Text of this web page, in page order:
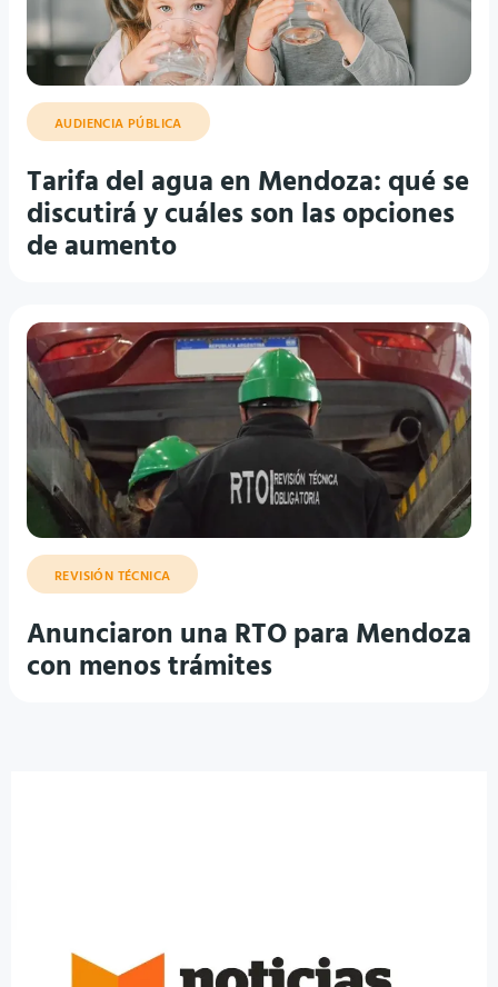
AUDIENCIA PÚBLICA
Tarifa del agua en Mendoza: qué se
discutirá y cuáles son las opciones
de aumento
REVISIÓN TÉCNICA
Anunciaron una RTO para Mendoza
con menos trámites